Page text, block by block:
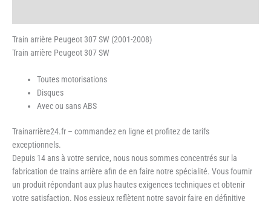
Train arrière Peugeot 307 SW (2001-2008)
Train arrière Peugeot 307 SW
Toutes motorisations
Disques
Avec ou sans ABS
Trainarrière24.fr – commandez en ligne et profitez de tarifs
exceptionnels.
Depuis 14 ans à votre service, nous nous sommes concentrés sur la
fabrication de trains arrière afin de en faire notre spécialité. Vous fournir
un produit répondant aux plus hautes exigences techniques et obtenir
votre satisfaction. Nos essieux reflètent notre savoir faire en définitive